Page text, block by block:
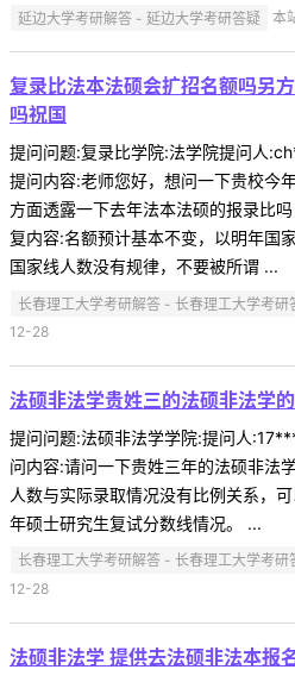
延边大学考研解答 - 延边大学考研答疑 本
复录比法本法硕会扩招名额吗另
吗祝国
提问问题:复录比学院:法学院提问人
提问内容:老师您好，想问一下贵校今
方面透露一下去年法本法硕的报录比
复内容:名额预计基本不变，以明年国
国家线人数没有规律，不要被所谓 ...
长春理工大学考研解答 - 长春理工大学考研
12-28
法硕非法学贵姓三的法硕非法学
提问问题:法硕非法学学院:提问人
问内容:请问一下贵姓三年的法硕非法
人数与实际录取情况没有比例关系，
年硕士研究生复试分数线情况。 ...
长春理工大学考研解答 - 长春理工大学考研
12-28
法硕非法学 提供去法硕非法本报